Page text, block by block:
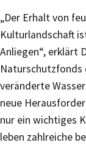
„Der Erhalt von
Kulturlandschaft
Anliegen“, erklärt
Naturschutzfonds
veränderte
neue
nur ein wichtiges
leben zahlreiche